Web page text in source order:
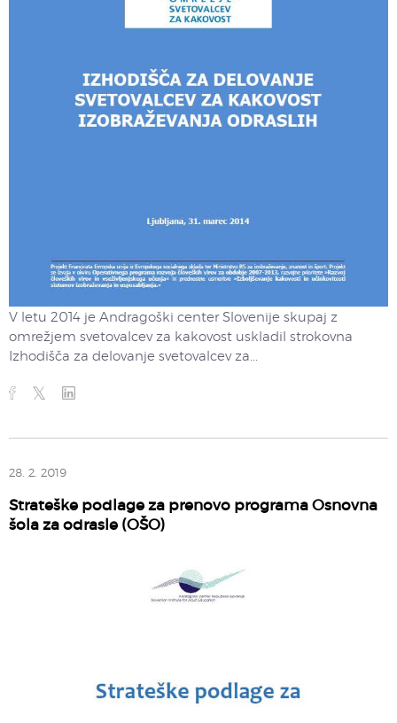
V letu 2014 je Andragoški center Slovenije skupaj z
omrežjem svetovalcev za kakovost uskladil strokovna
Izhodišča za delovanje svetovalcev za...
28. 2. 2019
Strateške podlage za prenovo programa Osnovna
šola za odrasle (OŠO)